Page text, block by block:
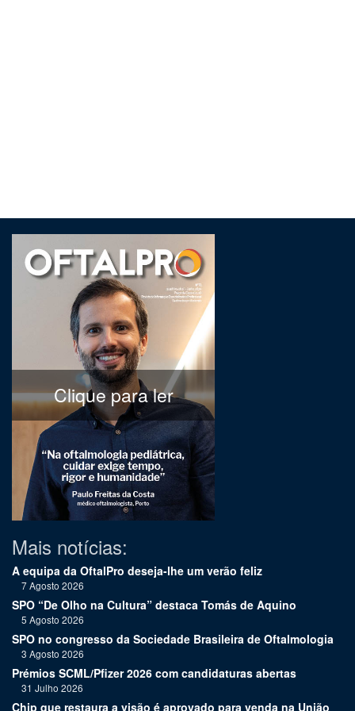
Clique para ler
Mais notícias:
A equipa da OftalPro deseja-lhe um verão feliz
7 Agosto 2026
SPO “De Olho na Cultura” destaca Tomás de Aquino
5 Agosto 2026
SPO no congresso da Sociedade Brasileira de Oftalmologia
3 Agosto 2026
Prémios SCML/Pfizer 2026 com candidaturas abertas
31 Julho 2026
Chip que restaura a visão é aprovado para venda na União